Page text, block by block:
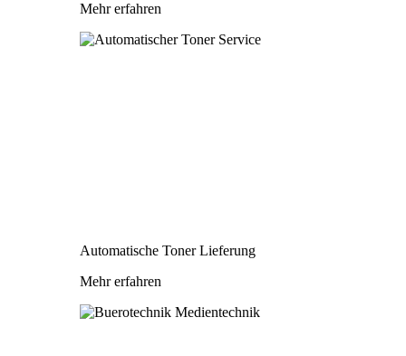
Mehr erfahren
Automatische Toner Lieferung
Mehr erfahren